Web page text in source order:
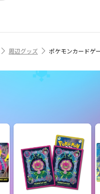
周辺グッズ ポケモンカードゲ